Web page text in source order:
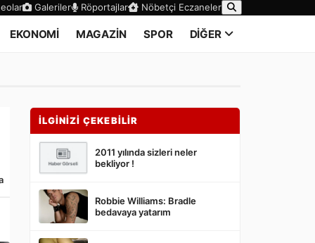
Galeriler Röportajlar Nöbetçi Eczaneler
EKONOMİ MAGAZİN SPOR DİĞER
İLGİNİZİ ÇEKEBİLİR
2011 yılında sizleri neler
bekliyor !
Robbie Williams: Bradle
bedavaya yatarım